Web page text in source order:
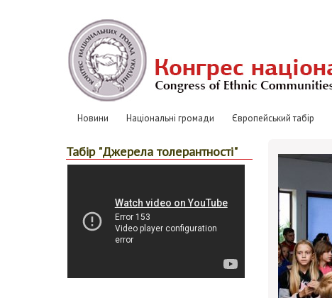
Основная
Новини Національні громади Європейський табір
Табір "Джерела толерантності"